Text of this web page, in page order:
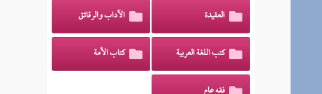
العقيدة الآداب والرقائق
كتب اللغة العربية كتاب الأمة